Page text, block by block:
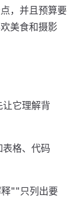
，并且预算要
美食和摄影
让它理解背
表格、代码
""只列出要